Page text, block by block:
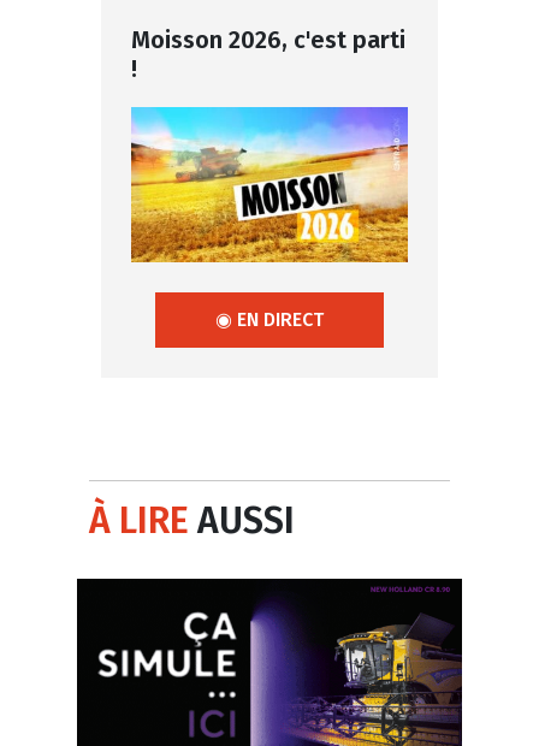
Moisson 2026, c'est parti
!
◉ EN DIRECT
À LIREAUSSI